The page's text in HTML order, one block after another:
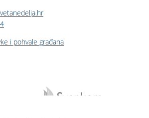
i pohvale građana